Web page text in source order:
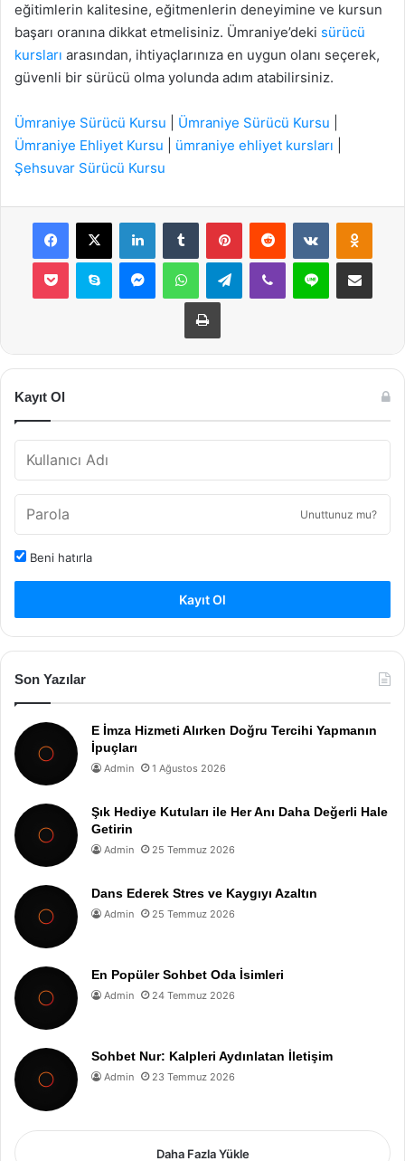
eğitimlerin kalitesine, eğitmenlerin deneyimine ve kursun
başarı oranına dikkat etmelisiniz. Ümraniye’deki sürücü
kursları arasından, ihtiyaçlarınıza en uygun olanı seçerek,
güvenli bir sürücü olma yolunda adım atabilirsiniz.
Ümraniye Sürücü Kursu Ümraniye Sürücü Kursu
Ümraniye Ehliyet Kursu
ümraniye ehliyet kursları
Şehsuvar Sürücü Kursu
Facebook
X LinkedInTumblr PinterestReddit VKontakte
Pocket Skype MessengerWhatsAppTelegramViber Line E-Posta ile
Yazdır
Kayıt Ol
Unuttunuz mu?
Beni hatırla
Kayıt Ol
Son Yazılar
E İmza Hizmeti Alırken Doğru Tercihi Yapmanın
İpuçları
Admin 1 Ağustos 2026
Şık Hediye Kutuları ile Her Anı Daha Değerli Hale
Getirin
Admin 25 Temmuz 2026
Dans Ederek Stres ve Kaygıyı Azaltın
Admin 25 Temmuz 2026
En Popüler Sohbet Oda İsimleri
Admin 24 Temmuz 2026
Sohbet Nur: Kalpleri Aydınlatan İletişim
Admin 23 Temmuz 2026
Daha Fazla Yükle